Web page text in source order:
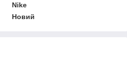
Nike
Новий